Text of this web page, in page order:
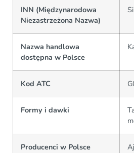
INN (Międzynarodowa
Niezastrzeżona Nazwa)
Nazwa handlowa
dostępna w Polsce
Kod ATC
Formy i dawki
Producenci w Polsce